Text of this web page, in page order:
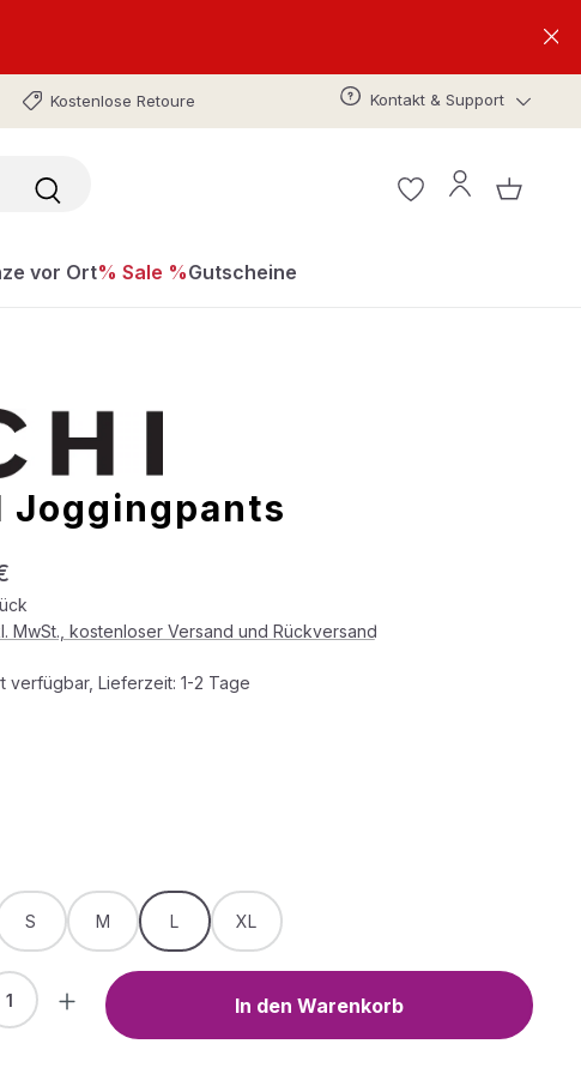
Kostenlose Retoure Kontakt & Support
vor Ort% Sale %Gutscheine
Joggingpants
MwSt., kostenloser Versand und Rückversand
verfügbar, Lieferzeit: 1-2 Tage
S M L XL
Anzahl: Gib den gewünschten Wert
In den Warenkorb